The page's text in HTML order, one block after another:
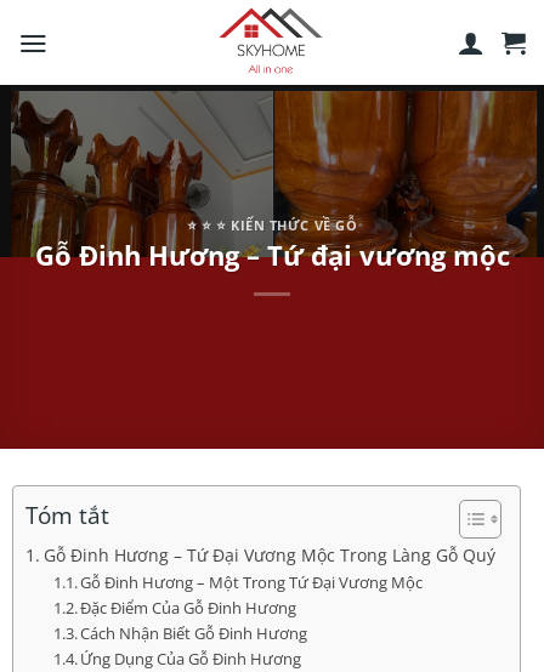
⭐️ ⭐️ ⭐️ KIẾN THỨC VỀ GỖ
Gỗ Đinh Hương – Tứ đại vương mộc
Tóm tắt
Gỗ Đinh Hương – Tứ Đại Vương Mộc Trong Làng Gỗ Quý
Gỗ Đinh Hương – Một Trong Tứ Đại Vương Mộc
Đặc Điểm Của Gỗ Đinh Hương
Cách Nhận Biết Gỗ Đinh Hương
Ứng Dụng Của Gỗ Đinh Hương